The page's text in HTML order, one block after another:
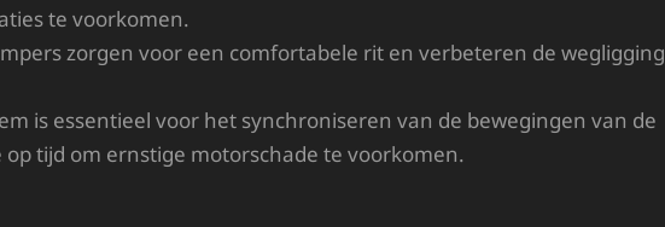
te voorkomen.
zorgen voor een comfortabele rit en verbeteren de wegligging
is essentieel voor het synchroniseren van de bewegingen van de
tijd om ernstige motorschade te voorkomen.